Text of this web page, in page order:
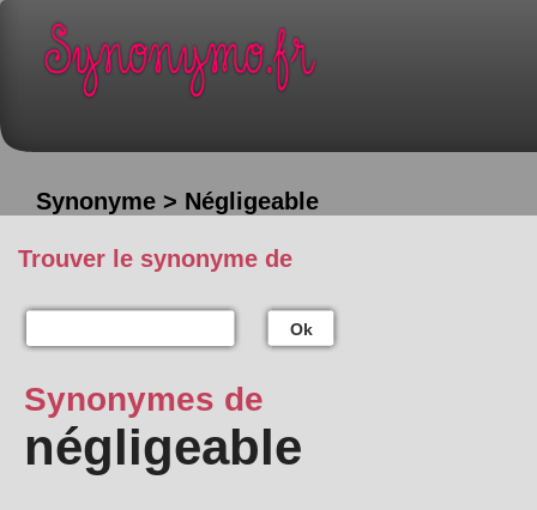
Synonyme > Négligeable
Trouver le synonyme de
Ok
Synonymes de
négligeable